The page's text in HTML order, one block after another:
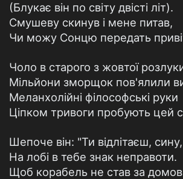
(Блукає він по світу двісті літ).
Смушеву скинув і мене питав,
Чи можу Сонцю передать
Чоло в старого з жовтої
Мільйони зморщок пов'ялили
Меланхолійні філософські руки
Ціпком тривоги пробують цей
Шепоче він: "Ти відлітаєш, сину,
На лобі в тебе знак неправоти.
Щоб корабель не став за